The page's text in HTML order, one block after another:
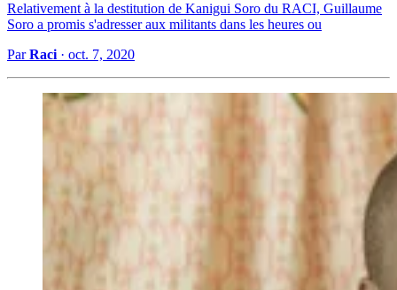
Relativement à la destitution de Kanigui Soro du RACI, Guillaume
Soro a promis s'adresser aux militants dans les heures ou
ParRaci · oct. 7, 2020